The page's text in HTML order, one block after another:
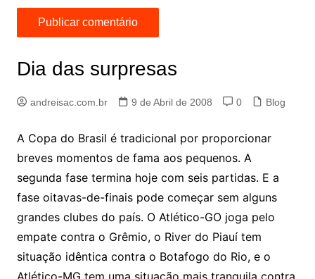
Dia das surpresas
andreisac.com.br 9 de Abril de 2008 0 Blog
A Copa do Brasil é tradicional por proporcionar
breves momentos de fama aos pequenos. A
segunda fase termina hoje com seis partidas. E a
fase oitavas-de-finais pode começar sem alguns
grandes clubes do país. O Atlético-GO joga pelo
empate contra o Grêmio, o River do Piauí tem
situação idêntica contra o Botafogo do Rio, e o